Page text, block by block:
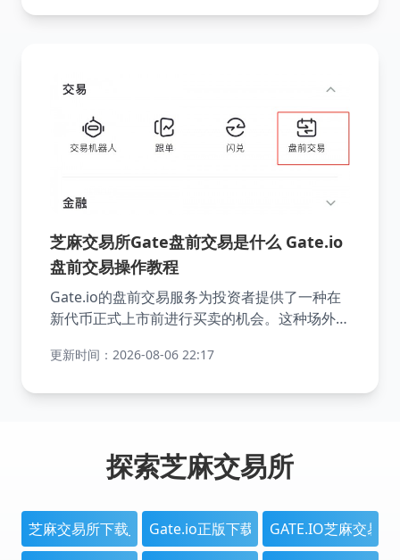
芝麻交易所Gate盘前交易是什么 Gate.io
盘前交易操作教程
Gate.io的盘前交易服务为投资者提供了一种在
新代币正式上市前进行买卖的机会。这种场外交
或吃单，帮助投资者锁定理想的交易条件。通过
更新时间：2026-08-06 22:17
探索芝麻交易所
芝麻交易所下载_Gate.io官网地址-大门交易平台2025
Gate.io正版下载_芝麻开门官方平台 -
GATE.IO芝麻交易